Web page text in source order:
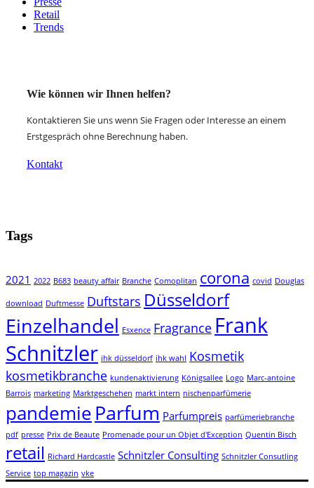
Retail
Trends
Wie können wir Ihnen helfen?
Kontaktieren Sie uns wenn Sie Fragen oder Interesse an einem
Erstgespräch ohne Berechnung haben.
Kontakt
Tags
2021 2022 B683 beauty affair Branche Comoplitan corona covid Douglas
download Duftmesse Duftstars Düsseldorf
Einzelhandel Esxence Fragrance Frank
Schnitzler ihk düsseldorf ihk wahl Kosmetik
kosmetikbranche kundenaktivierung Königsallee Logo Marc-antoine
Barrois marketing Marktgeschehen markt intern nischenparfümerie
pandemie Parfum Parfumpreis parfümeriebranche
pdf presse Prix de Beaute Promenade pour un Objet d'Exception Quentin Bisch
retail Richard Hardcastle Schnitzler Consulting Schnitzler Consutling
Service top magazin vke